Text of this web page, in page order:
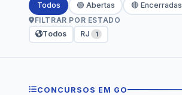
Todos
🟢 Abertas
🔴 Encerradas
FILTRAR POR ESTADO
Todos
RJ 1
CONCURSOS EM GO